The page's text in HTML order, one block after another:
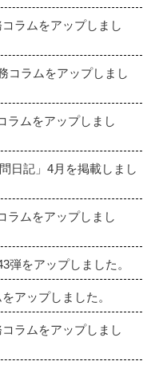
ラムをアップしまし
コラムをアップしまし
ムをアップしまし
日記」4月を掲載しまし
ムをアップしまし
をアップしました。
アップしました。
ラムをアップしまし